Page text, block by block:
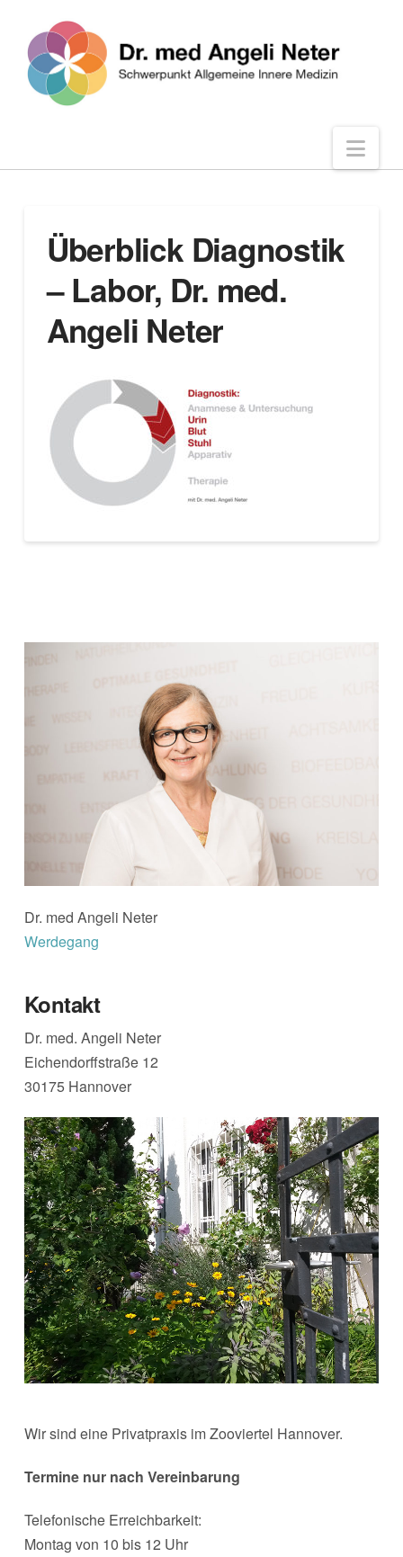
Überblick Diagnostik
– Labor, Dr. med.
Angeli Neter
Dr. med Angeli Neter
Werdegang
Kontakt
Dr. med. Angeli Neter
Eichendorffstraße 12
30175 Hannover
Wir sind eine Privatpraxis im Zooviertel Hannover.
Termine nur nach Vereinbarung
Telefonische Erreichbarkeit:
Montag von 10 bis 12 Uhr